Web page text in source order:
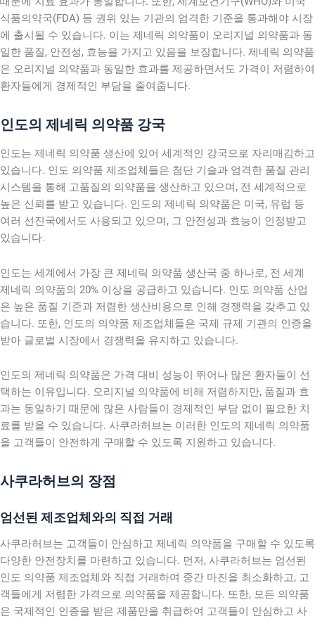
식품의약국(FDA) 등 권위 있는 기관의 엄격한 기준을 통과해야 시장
에 출시될 수 있습니다. 이는 제네릭 의약품이 오리지널 의약품과 동
일한 품질, 안전성, 효능을 가지고 있음을 보장합니다. 제네릭 의약품
은 오리지널 의약품과 동일한 효과를 제공하면서도 가격이 저렴하여
환자들에게 경제적인 부담을 줄여줍니다.
인도의 제네릭 의약품 강국
인도는 제네릭 의약품 생산에 있어 세계적인 강국으로 자리매김하고
있습니다. 인도 의약품 제조업체들은 첨단 기술과 엄격한 품질 관리
시스템을 통해 고품질의 의약품을 생산하고 있으며, 전 세계적으로
높은 신뢰를 받고 있습니다. 인도의 제네릭 의약품은 미국, 유럽 등
여러 선진국에서도 사용되고 있으며, 그 안전성과 효능이 인정받고
있습니다.
인도는 세계에서 가장 큰 제네릭 의약품 생산국 중 하나로, 전 세계
제네릭 의약품의 20% 이상을 공급하고 있습니다. 인도 의약품 산업
은 높은 품질 기준과 저렴한 생산비용으로 인해 경쟁력을 갖추고 있
습니다. 또한, 인도의 의약품 제조업체들은 국제 규제 기관의 인증을
받아 글로벌 시장에서 경쟁력을 유지하고 있습니다.
인도의 제네릭 의약품은 가격 대비 성능이 뛰어나 많은 환자들이 선
택하는 이유입니다. 오리지널 의약품에 비해 저렴하지만, 품질과 효
과는 동일하기 때문에 많은 사람들이 경제적인 부담 없이 필요한 치
료를 받을 수 있습니다. 사쿠라허브는 이러한 인도의 제네릭 의약품
을 고객들이 안전하게 구매할 수 있도록 지원하고 있습니다.
사쿠라허브의 장점
엄선된 제조업체와의 직접 거래
사쿠라허브는 고객들이 안심하고 제네릭 의약품을 구매할 수 있도록
다양한 안전장치를 마련하고 있습니다. 먼저, 사쿠라허브는 엄선된
인도 의약품 제조업체와 직접 거래하여 중간 마진을 최소화하고, 고
객들에게 저렴한 가격으로 의약품을 제공합니다. 또한, 모든 의약품
은 국제적인 인증을 받은 제품만을 취급하여 고객들이 안심하고 사